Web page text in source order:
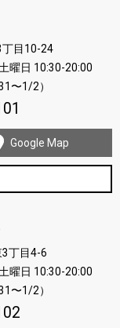
目10-24
曜日 10:30-20:00
〜1/2）
Google Map
丁目4-6
曜日 10:30-20:00
〜1/2）